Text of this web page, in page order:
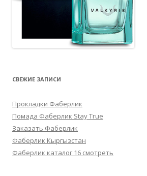
СВЕЖИЕ ЗАПИСИ
Прокладки Фаберлик
Помада Фаберлик Stay True
Заказать Фаберлик
Фаберлик Кыргызстан
Фаберлик каталог 16 смотреть